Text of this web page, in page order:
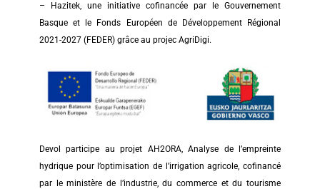
– Hazitek, une initiative cofinancée par le Gouvernement
Basque et le Fonds Européen de Développement Régional
2021-2027 (FEDER) grâce au projec AgriDigi.
Devol participe au projet AH2ORA, Analyse de l’empreinte
hydrique pour l’optimisation de l’irrigation agricole, cofinancé
par le ministère de l’industrie, du commerce et du tourisme